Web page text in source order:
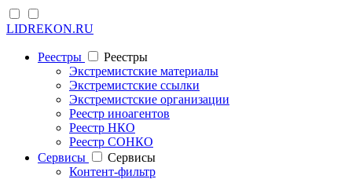
LIDREKON.RU
Реестры
Реестры
Экстремистские материалы
Экстремистские ссылки
Экстремистские организации
Реестр иноагентов
Реестр НКО
Реестр СОНКО
Cервисы
Cервисы
Контент-фильтр